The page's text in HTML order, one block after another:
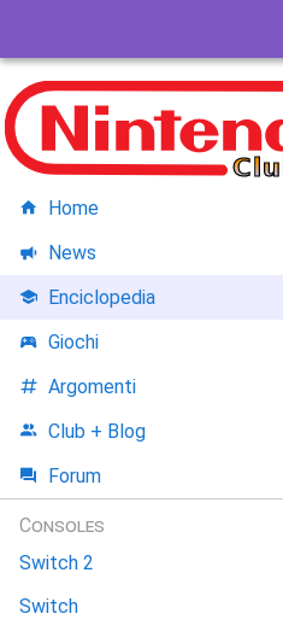
Home
News
Enciclopedia
Giochi
Argomenti
Club + Blog
Forum
Consoles
Switch 2
Switch